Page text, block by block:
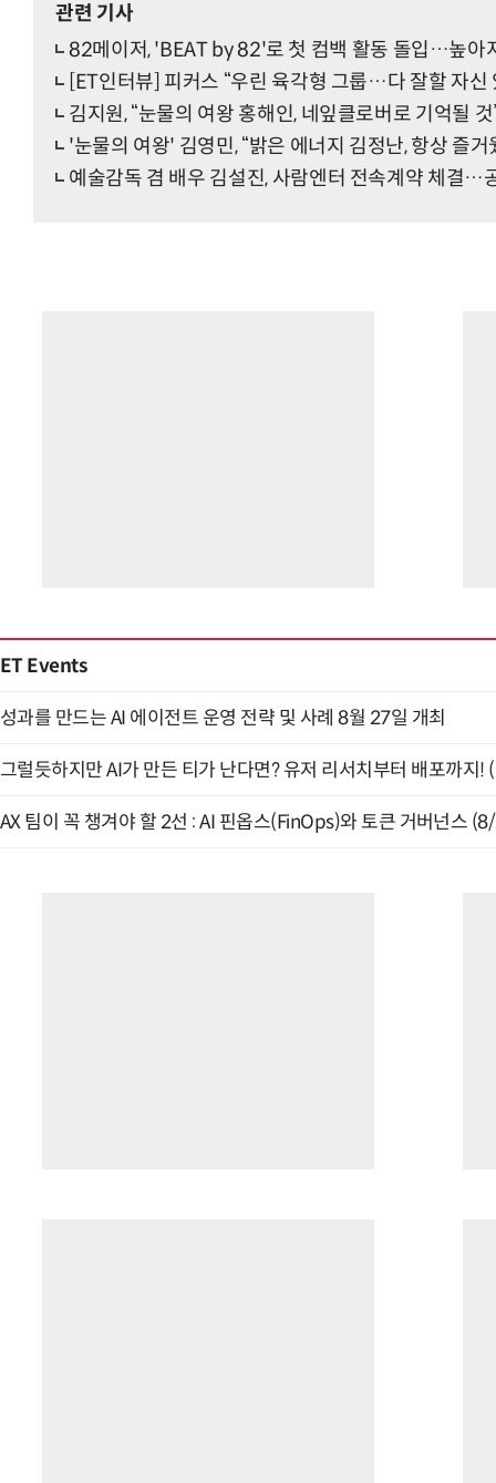
관련 기사
82메이저, 'BEAT by 82'로 첫 컴백 활동 돌입…높아
[ET인터뷰] 피커스 “우린 육각형 그룹…다 잘할 자신
김지원, “눈물의 여왕 홍해인, 네잎클로버로 기억될
'눈물의 여왕' 김영민, “밝은 에너지 김정난, 항상 즐
예술감독 겸 배우 김설진, 사람엔터 전속계약 체결…
ET Events
성과를 만드는 AI 에이전트 운영 전략 및 사례 8월 27일 개최
그럴듯하지만 AI가 만든 티가 난다면? 유저 리서치부터 배포까지!
AX 팀이 꼭 챙겨야 할 2선 : AI 핀옵스(FinOps)와 토큰 거버넌스